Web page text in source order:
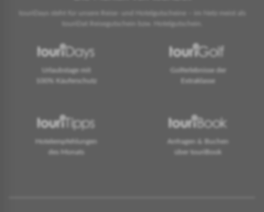
touriDays steht für unsere Reise- und Hotelgutscheine – im Netz meist als
touriDat Reisegutschein bzw. Hotelgutschein.
Urlaubstage mit
100% Käuferschutz
Golferlebnisse der
Extraklasse
Hotelempfehlungen
des Monats
Anfragen & Buchen
über touriBook